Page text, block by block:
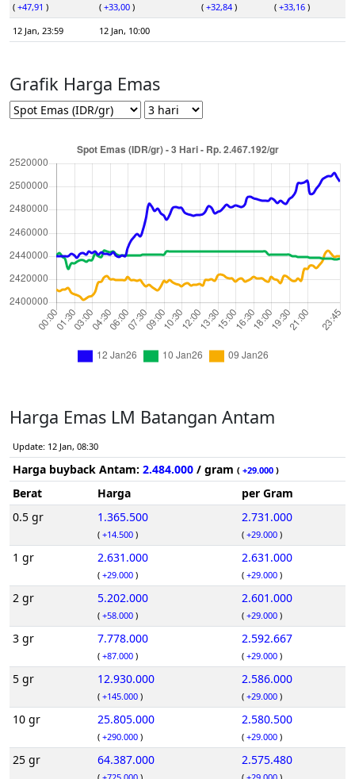
( +47,91 ) ( +33,00 ) ( +32,84 ) ( +33,16 )
12 Jan, 23:59
12 Jan, 10:00
Grafik Harga Emas
Harga Emas LM Batangan Antam
Update: 12 Jan, 08:30
Harga buyback Antam: 2.484.000 / gram ( +29.000 )
Berat Harga
per Gram
0.5 gr
1.365.500
( +14.500 )
2.731.000
( +29.000 )
1 gr 2.631.000
( +29.000 )
2.631.000
( +29.000 )
2 gr 5.202.000
( +58.000 )
2.601.000
( +29.000 )
3 gr 7.778.000
( +87.000 )
2.592.667
( +29.000 )
5 gr 12.930.000
( +145.000 )
2.586.000
( +29.000 )
10 gr 25.805.000
( +290.000 )
2.580.500
( +29.000 )
25 gr 64.387.000 2.575.480